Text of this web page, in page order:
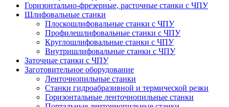
Горизонтально-фрезерные, расточные станки с ЧПУ
Шлифовальные станки
Плоскошлифовальные станки с ЧПУ
Профилешлифовальные станки с ЧПУ
Круглошлифовальные станки с ЧПУ
Внутришлифовальные станки с ЧПУ
Заточные станки с ЧПУ
Заготовительное оборудование
Ленточнопильные станки
Станки гидроабразивной и термической резки
Горизонтальные ленточнопильные станки